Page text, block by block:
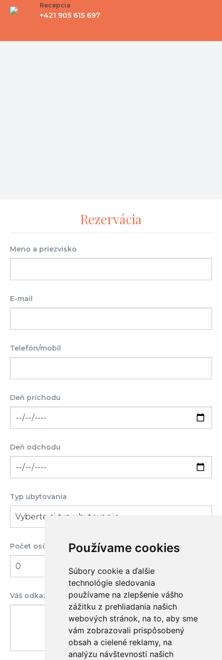
Používame cookies
Súbory cookie a ďalšie
technológie sledovania
používame na zlepšenie vášho
zážitku z prehliadania našich
webových stránok, na to, aby sme
vám zobrazovali prispôsobený
obsah a cielené reklamy, na
analýzu návštevnosti našich
Recepcia
+421 905 615 697
Rezervácia
Meno a priezvisko
E-mail
Telefón/mobil
Deň príchodu
Deň odchodu
Typ ubytovania
Počet osôb
Váš odkaz/poznámka k rezervácii